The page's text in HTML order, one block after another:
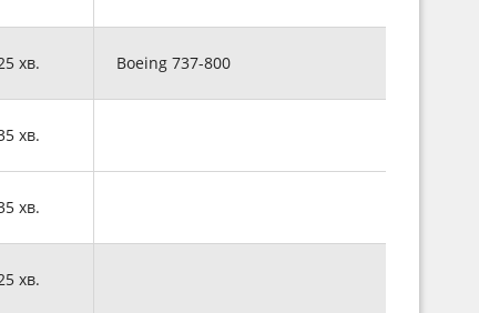
хв. Boeing 737-800
хв.
хв.
хв.